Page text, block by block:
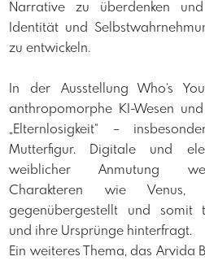
Narrative zu überdenken
Identität und
zu entwickeln.
​In der Ausstellung Who‘s
anthropomorphe KI-Wesen
„Elternlosigkeit“ –
Mutterfigur. Digitale und
weiblicher Anmutung
Charakteren wie
gegenübergestellt und somit
und ihre Ursprünge hinterfragt.
​Ein weiteres Thema, das Arvida